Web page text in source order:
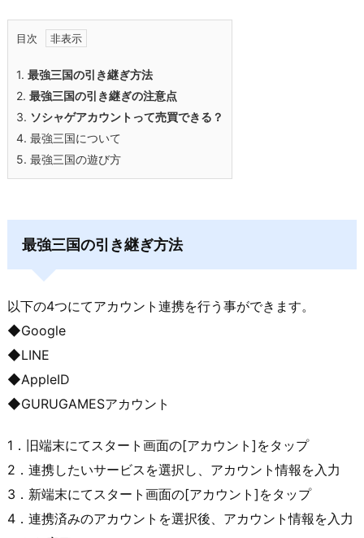
目次
1. 最強三国の引き継ぎ方法
2. 最強三国の引き継ぎの注意点
3. ソシャゲアカウントって売買できる？
4. 最強三国について
5. 最強三国の遊び方
最強三国の引き継ぎ方法
以下の4つにてアカウント連携を行う事ができます。
◆Google
◆LINE
◆AppleID
◆GURUGAMESアカウント
1．旧端末にてスタート画面の[アカウント]をタップ
2．連携したいサービスを選択し、アカウント情報を入力
3．新端末にてスタート画面の[アカウント]をタップ
4．連携済みのアカウントを選択後、アカウント情報を入力